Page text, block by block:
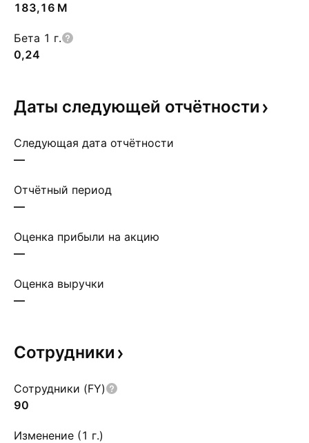
‪183,16 M‬
Бета 1 г.
0,24
Даты следующей отчётности
Следующая дата отчётности
—
Отчётный период
—
Оценка прибыли на акцию
—
Оценка выручки
—
Сотрудники
Сотрудники (FY)
90
Изменение (1 г.)